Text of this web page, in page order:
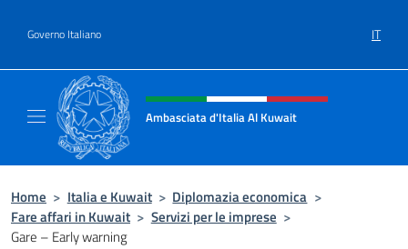
Governo Italiano IT
Intestazione sito, social e menù
Ambasciata d'Italia Al Kuwait
Home > Italia e Kuwait > Diplomazia economica >
Fare affari in Kuwait > Servizi per le imprese >
Gare – Early warning